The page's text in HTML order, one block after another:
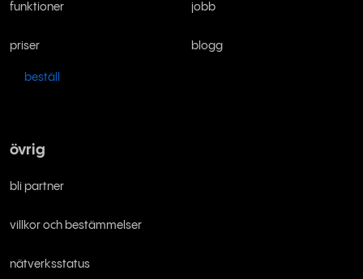
funktioner
priser
beställ
jobb
blogg
övrig
bli partner
villkor och bestämmelser
nätverksstatus